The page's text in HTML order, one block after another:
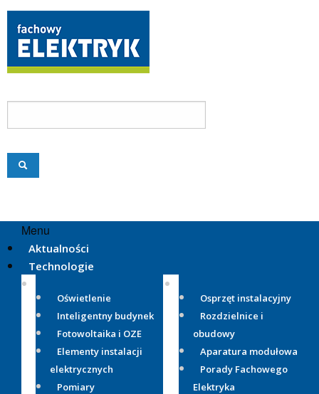
Menu
Aktualności
Technologie
Oświetlenie
Inteligentny budynek
Fotowoltaika i OZE
Elementy instalacji
elektrycznych
Pomiary
Osprzęt instalacyjny
Rozdzielnice i
obudowy
Aparatura modułowa
Porady Fachowego
Elektryka